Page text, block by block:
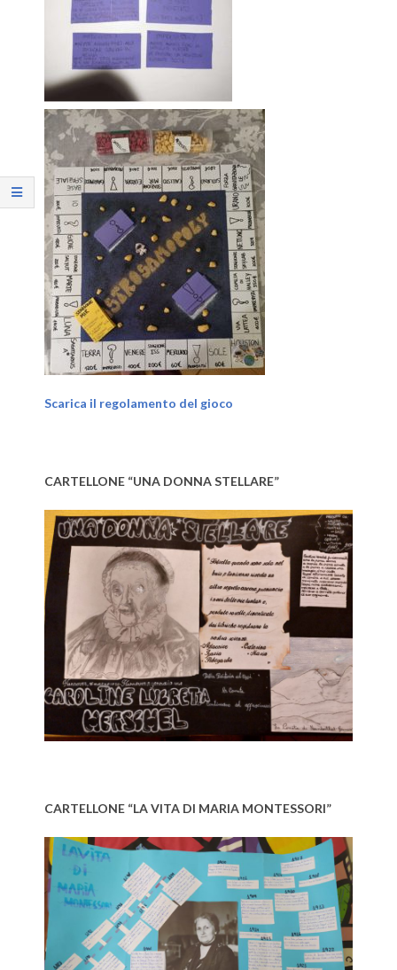
Scarica il regolamento del gioco
CARTELLONE “UNA DONNA STELLARE”
CARTELLONE “LA VITA DI MARIA MONTESSORI”